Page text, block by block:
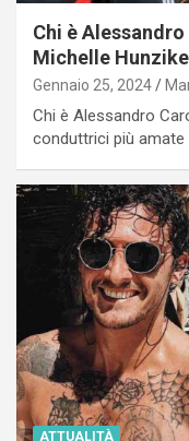
Chi è
Michelle
Gennaio 25, 2024
Chi è Alessandro
conduttrici più amate
ATTUALITÀ